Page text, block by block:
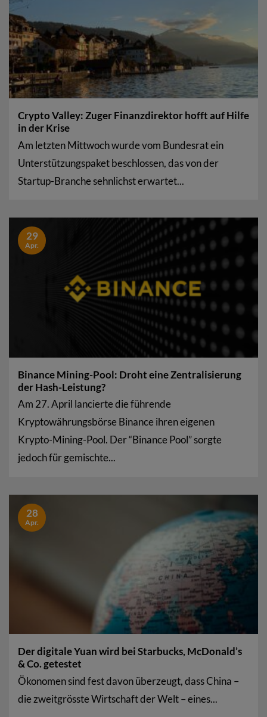
Crypto Valley: Zuger Finanzdirektor hofft auf Hilfe
in der Krise
Am letzten Mittwoch wurde vom Bundesrat ein
Unterstützungspaket beschlossen, das von der
Startup-Branche sehnlichst erwartet...
Binance Mining-Pool: Droht eine Zentralisierung
der Hash-Leistung?
Am 27. April lancierte die führende
Kryptowährungsbörse Binance ihren eigenen
Krypto-Mining-Pool. Der “Binance Pool” sorgte
jedoch für gemischte...
29
Apr.
Der digitale Yuan wird bei Starbucks, McDonald’s
& Co. getestet
Ökonomen sind fest davon überzeugt, dass China –
die zweitgrösste Wirtschaft der Welt – eines...
28
Apr.